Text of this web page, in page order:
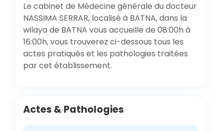
Le cabinet de Médecine générale du docteur
NASSIMA SERRAR, localisé à BATNA, dans la
wilaya de BATNA vous accueille de 08:00h à
16:00h, vous trouverez ci-dessous tous les
actes pratiqués et les pathologies traitées
par cet établissement.
Actes & Pathologies